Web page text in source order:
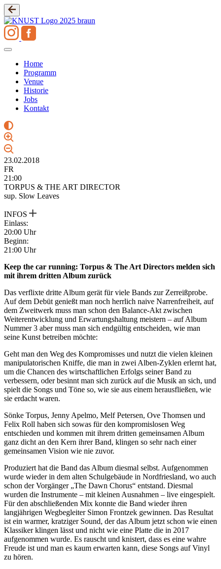
Zum
Inhalt
springen
Home
Programm
Venue
Historie
Jobs
Kontakt
23.02.2018
FR
21:00
TORPUS & THE ART DIRECTOR
sup. Slow Leaves
INFOS
Einlass:
20:00 Uhr
Beginn:
21:00 Uhr
Keep the car running: Torpus & The Art Directors melden sich
mit ihrem dritten Album zurück
Das verflixte dritte Album gerät für viele Bands zur Zerreißprobe.
Auf dem Debüt genießt man noch herrlich naive Narrenfreiheit, auf
dem Zweitwerk muss man schon den Balance-Akt zwischen
Weiterentwicklung und Erwartungshaltung meistern – auf Album
Nummer 3 aber muss man sich endgültig entscheiden, wie man
seine Kunst betreiben möchte:
Geht man den Weg des Kompromisses und nutzt die vielen kleinen
manipulatorischen Kniffe, die man in zwei Alben-Zyklen erlernt hat,
um die Chancen des wirtschaftlichen Erfolgs seiner Band zu
verbessern, oder besinnt man sich zurück auf die Musik an sich, und
spielt die Songs und Töne so, wie sie aus einem herausfließen, wie
sie erdacht waren.
Sönke Torpus, Jenny Apelmo, Melf Petersen, Ove Thomsen und
Felix Roll haben sich sowas für den kompromislosen Weg
entschieden und kommen mit ihrem dritten gemeinsamen Album
ganz dicht an den Kern ihrer Band, klingen so sehr nach einer
gemeinsamen Vision wie nie zuvor.
Produziert hat die Band das Album diesmal selbst. Aufgenommen
wurde wieder in dem alten Schulgebäude in Nordfriesland, wo auch
schon der Vorgänger „The Dawn Chorus“ entstand. Diesmal
wurden die Instrumente – mit kleinen Ausnahmen – live eingespielt.
Für den abschließenden Mix konnte die Band wieder ihren
langjährigen Wegbegleiter Simon Frontzek gewinnen. Das Resultat
ist ein warmer, kratziger Sound, der das Album jetzt schon wie einen
Klassiker klingen lässt und nicht wie eine Platte die in 2017
aufgenommen wurde. Es rauscht und knistert, dass es eine wahre
Freude ist und man es kaum erwarten kann, diese Songs auf Vinyl
zu hören.